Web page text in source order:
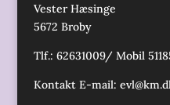
Vester Hæsinge
5672 Broby
Tlf.: 62631009/ Mobil
Kontakt E-mail: